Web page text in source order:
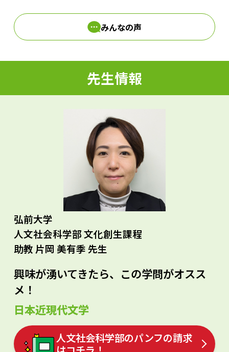
e
o
みんなの声
先生情報
弘前大学
人文社会科学部 文化創生課程
助教 片岡 美有季 先生
興味が湧いてきたら、この学問がオスス
メ！
日本近現代文学
人文社会科学部のパンフの請求